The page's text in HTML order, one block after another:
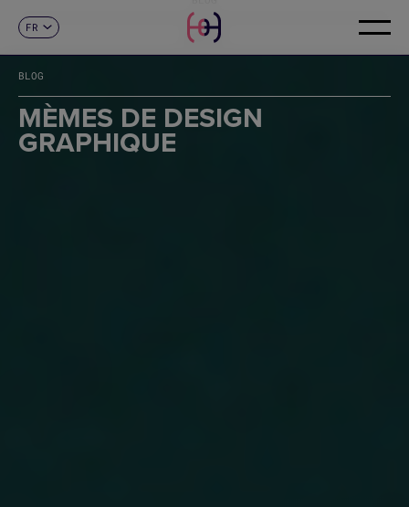
EN
FR
DE
IT
PT
CONTACT
BLOG
MÈMES DE DESIGN
GRAPHIQUE